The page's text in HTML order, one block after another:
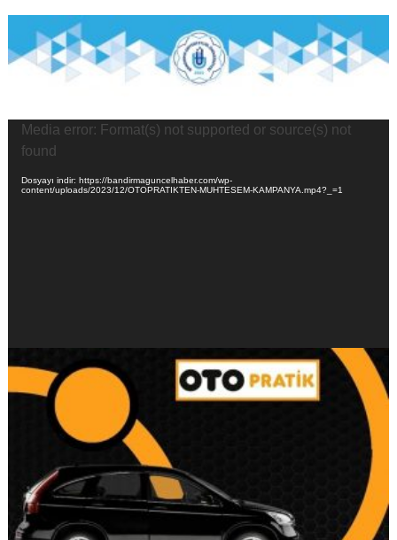
Video
oynatıcı
Media error: Format(s) not supported or source(s) not
found
Dosyayı indir: https://bandirmaguncelhaber.com/wp-
content/uploads/2023/12/OTOPRATIKTEN-MUHTESEM-KAMPANYA.mp4?_=1